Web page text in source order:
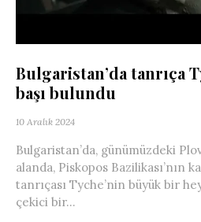
Bulgaristan’da tanrıça
başı bulundu
10 Aralık 2024
Bulgaristan’da, günümüzdeki
alanda, Piskopos Bazilikası’nın
tanrıçası Tyche’nin büyük bir
çekici bir...